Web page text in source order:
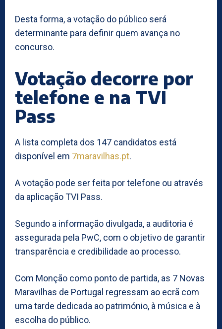
Desta forma, a votação do público será
determinante para definir quem avança no
concurso.
Votação decorre por
telefone e na TVI
Pass
A lista completa dos 147 candidatos está
disponível em 7maravilhas.pt.
A votação pode ser feita por telefone ou através
da aplicação TVI Pass.
Segundo a informação divulgada, a auditoria é
assegurada pela PwC, com o objetivo de garantir
transparência e credibilidade ao processo.
Com Monção como ponto de partida, as 7 Novas
Maravilhas de Portugal regressam ao ecrã com
uma tarde dedicada ao património, à música e à
escolha do público.